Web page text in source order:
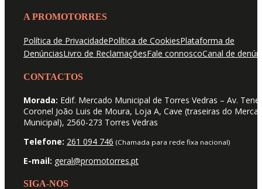
A PROMOTORRES
Política de PrivacidadePolítica de CookiesPlataforma de
DenúnciasLivro de ReclamaçõesFale connoscoCanal de
CONTACTOS
Morada: Edif. Mercado Municipal de Torres Vedras – Av.
Coronel João Luis de Moura, Loja A, Cave (traseiras do
Municipal), 2560-273 Torres Vedras
Telefone: 261 094 746 (Chamada para rede fixa nacional)
E-mail: geral@promotorres.pt
SIGA-NOS